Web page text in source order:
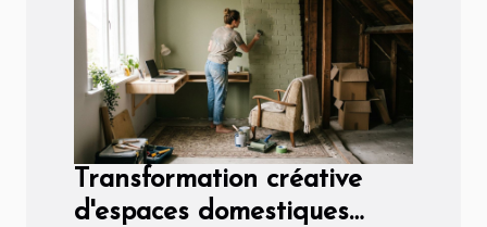
Transformation créative
d'espaces domestiques